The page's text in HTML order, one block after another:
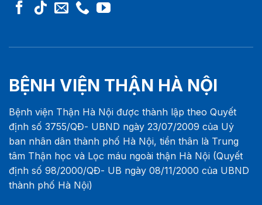
BỆNH VIỆN THẬN HÀ NỘI
Bệnh viện Thận Hà Nội được thành lập theo Quyết
định số 3755/QĐ- UBND ngày 23/07/2009 của Uỷ
ban nhân dân thành phố Hà Nội, tiền thân là Trung
tâm Thận học và Lọc máu ngoài thận Hà Nội (Quyết
định số 98/2000/QĐ- UB ngày 08/11/2000 của UBND
thành phố Hà Nội)